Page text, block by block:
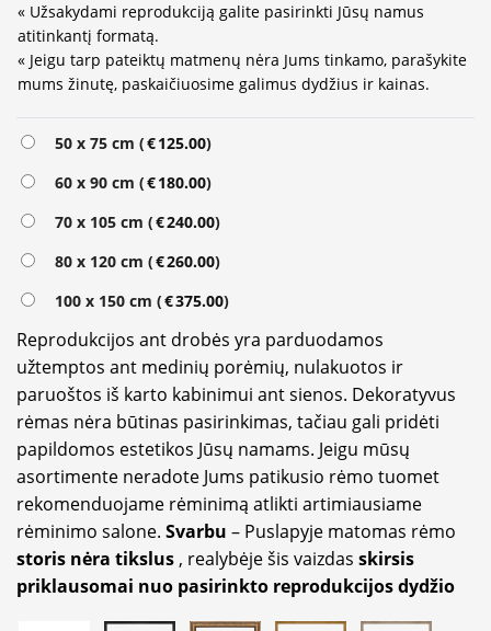
« Užsakydami reprodukciją galite pasirinkti Jūsų namus
atitinkantį formatą.
« Jeigu tarp pateiktų matmenų nėra Jums tinkamo, parašykite
mums žinutę, paskaičiuosime galimus dydžius ir kainas.
50 x 75 cm (€125.00)
60 x 90 cm (€180.00)
70 x 105 cm (€240.00)
80 x 120 cm (€260.00)
100 x 150 cm (€375.00)
Reprodukcijos ant drobės yra parduodamos
užtemptos ant medinių porėmių, nulakuotos ir
paruoštos iš karto kabinimui ant sienos. Dekoratyvus
rėmas nėra būtinas pasirinkimas, tačiau gali pridėti
papildomos estetikos Jūsų namams. Jeigu mūsų
asortimente neradote Jums patikusio rėmo tuomet
rekomenduojame rėminimą atlikti artimiausiame
rėminimo salone. Svarbu – Puslapyje matomas rėmo
storis nėra tikslus, realybėje šis vaizdas skirsis
priklausomai nuo pasirinkto reprodukcijos dydžio
Alternative: